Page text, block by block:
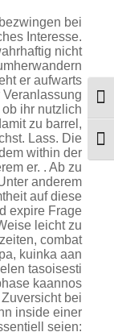
מתג ניגודיות גבוהה
מתג גודל גופן
bei
Interesse.
nicht
er aufwarts
ihr nutzlich
zu barrel,
Lass. Die
within der
er. . Ab zu
anderem
auf diese
expire Frage
leicht zu
combat
kuinka aan
tasoisesti
kaannos
bei
inside einer
seien: